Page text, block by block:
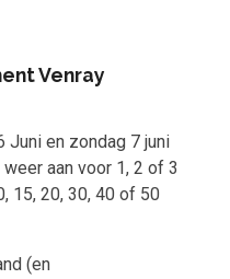
Venray
Juni en zondag 7 juni
aan voor 1, 2 of 3
15, 20, 30, 40 of 50
(en